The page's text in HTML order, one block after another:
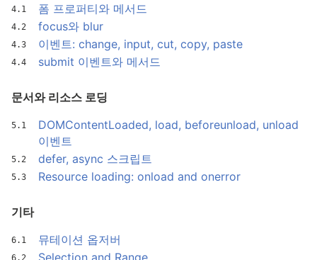
폼 프로퍼티와 메서드
focus와 blur
이벤트: change, input, cut, copy, paste
submit 이벤트와 메서드
문서와 리소스 로딩
DOMContentLoaded, load, beforeunload, unload
이벤트
defer, async 스크립트
Resource loading: onload and onerror
기타
뮤테이션 옵저버
Selection and Range